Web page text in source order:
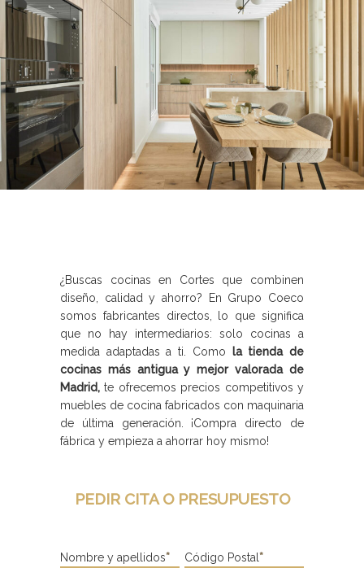
¿Buscas cocinas en Cortes que combinen
diseño, calidad y ahorro? En Grupo Coeco
somos fabricantes directos, lo que significa
que no hay intermediarios: solo cocinas a
medida adaptadas a ti. Como la tienda de
cocinas más antigua y mejor valorada de
Madrid, te ofrecemos precios competitivos y
muebles de cocina fabricados con maquinaria
de última generación. ¡Compra directo de
fábrica y empieza a ahorrar hoy mismo!
PEDIR CITA O PRESUPUESTO
Nombre y apellidos* Código Postal *